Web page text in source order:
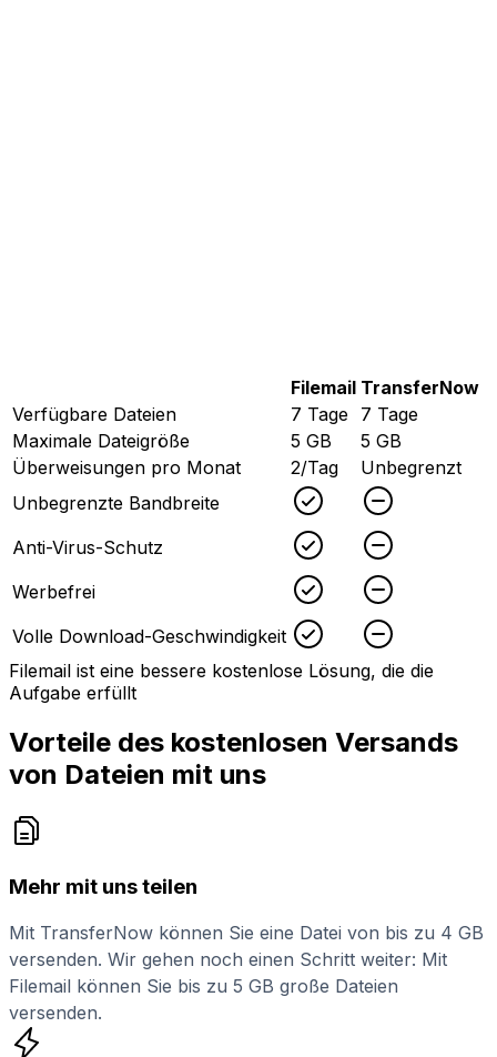
Filemail TransferNow
Verfügbare Dateien
7 Tage 7 Tage
Maximale Dateigröße
5 GB
5 GB
Überweisungen pro Monat
2/Tag
Unbegrenzt
Unbegrenzte Bandbreite
Checked
Anti-Virus-Schutz Checked
Werbefrei Checked
Volle Download-Geschwindigkeit Checked
Filemail ist eine bessere kostenlose Lösung, die die
Aufgabe erfüllt
Vorteile des kostenlosen Versands
von Dateien mit uns
Mehr mit uns teilen
Mit TransferNow können Sie eine Datei von bis zu 4 GB
versenden. Wir gehen noch einen Schritt weiter: Mit
Filemail können Sie bis zu 5 GB große Dateien
versenden.